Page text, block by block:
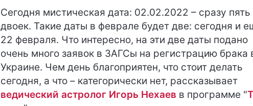
Сегодня мистическая дата: 02.02.2022 – сразу пять
двоек. Такие даты в феврале будет две: сегодня и
22 февраля. Что интересно, на эти две даты подано
очень много заявок в ЗАГСы на регистрацию брака
Украине. Чем день благоприятен, что стоит делать
сегодня, а что – категорически нет, рассказывает
ведический астролог Игорь Нехаев в программе "